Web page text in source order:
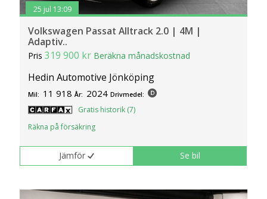
25 jul 13:09
Volkswagen Passat Alltrack 2.0 | 4M |
Adaptiv..
Pris319 900 kr Beräkna månadskostnad
Hedin Automotive Jönköping
Mil: 11 918 År: 2024 Drivmedel:
Gratis historik (7)
Räkna på försäkring
Jämför Se bil